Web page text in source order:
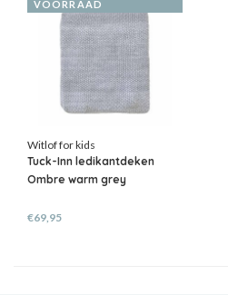
VOORRAAD
Witlof for kids
Tuck-Inn ledikantdeken
Ombre warm grey
€69,95